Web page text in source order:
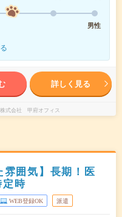
男性
詳しく見る
式会社 甲府オフィス
囲気】長期！医
時
WEB登録OK 派遣